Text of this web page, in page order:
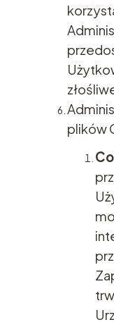
plików